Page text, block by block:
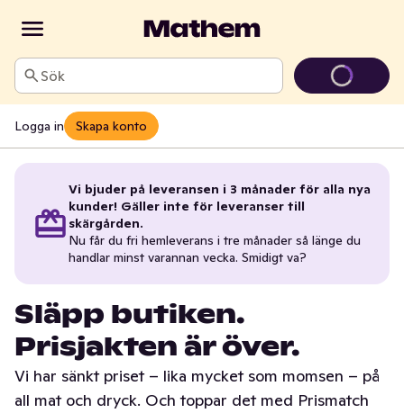
Sök
Logga in Skapa konto
Vi bjuder på leveransen i 3 månader för alla nya
kunder! Gäller inte för leveranser till
skärgården.
Nu får du fri hemleverans i tre månader så länge du
handlar minst varannan vecka. Smidigt va?
Släpp butiken.
Prisjakten är över.
Vi har sänkt priset – lika mycket som momsen – på
all mat och dryck. Och toppar det med Prismatch